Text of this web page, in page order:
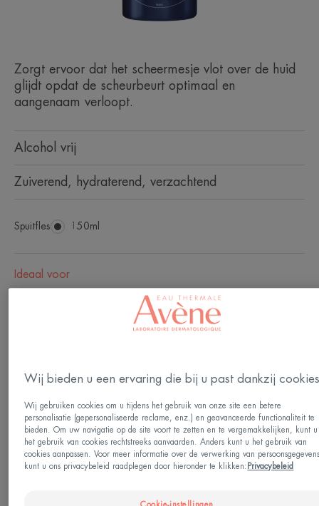
Zorgt ervoor dat het scheermesje vlot over de huid
glijdt opdat de scheurbeurt optimaal en
aangenaam verloopt.
Alcohol vrij
Zuiverend, hydraterend, verzachtend
Spuitfles Spuitfles
150ml
Ideaal voor
Behoefte
Scheren
Wij bieden u een ervaring die bij u past dankzij
Wij gebruiken cookies om u tijdens het gebruik van onze site een betere
personalisatie (gepersonaliseerde reclame, enz.) en geavanceerde functionaliteit te
bieden. Om uw navigatie op de site voort te zetten en te vergemakkelijken, kunt u
het gebruik van cookies rechtstreeks aanvaarden. Anders kunt u het gebruik van
cookies aanpassen. Voor meer informatie over de verwerking van
kunt u ons privacybeleid raadplegen door hieronder te klikken: Privacybeleid